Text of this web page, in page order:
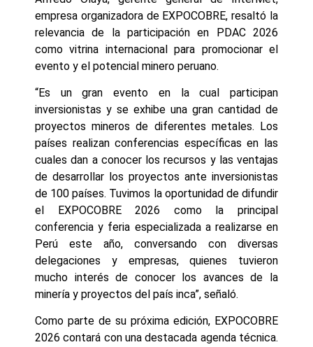
empresa organizadora de EXPOCOBRE, resaltó la
relevancia de la participación en PDAC 2026
como vitrina internacional para promocionar el
evento y el potencial minero peruano.
“Es un gran evento en la cual participan
inversionistas y se exhibe una gran cantidad de
proyectos mineros de diferentes metales. Los
países realizan conferencias específicas en las
cuales dan a conocer los recursos y las ventajas
de desarrollar los proyectos ante inversionistas
de 100 países. Tuvimos la oportunidad de difundir
el EXPOCOBRE 2026 como la principal
conferencia y feria especializada a realizarse en
Perú este año, conversando con diversas
delegaciones y empresas, quienes tuvieron
mucho interés de conocer los avances de la
minería y proyectos del país inca”, señaló.
Como parte de su próxima edición, EXPOCOBRE
2026 contará con una destacada agenda técnica.